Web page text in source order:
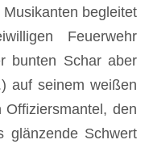
begleitet
Feuerwehr
bunten Schar aber
auf seinem weißen
den
glänzende Schwert